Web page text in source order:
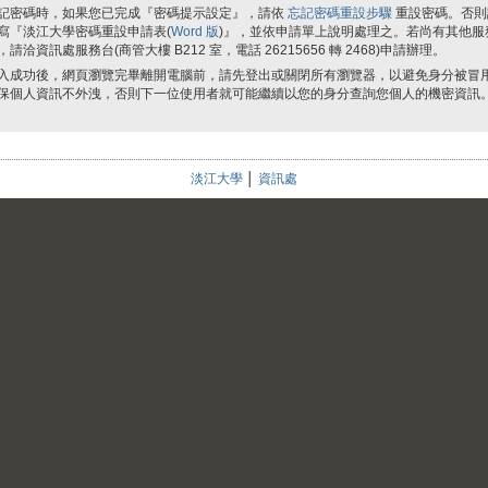
密碼時，如果您已完成『密碼提示設定』，請依 忘記密碼重設步驟 重設密碼。否
『淡江大學密碼重設申請表(Word 版)』，並依申請單上說明處理之。若尚有其他服
請洽資訊處服務台(商管大樓 B212 室，電話 26215656 轉 2468)申請辦理。
成功後，網頁瀏覽完畢離開電腦前，請先登出或關閉所有瀏覽器，以避免身分被冒
個人資訊不外洩，否則下一位使用者就可能繼續以您的身分查詢您個人的機密資訊。
淡江大學 資訊處